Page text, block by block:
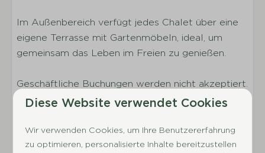
WC im Badezimmer
Außenbereich
Terrasse
Gartenmöbel
Parkeinrichtungen
Im Außenbereich verfügt jedes Chalet über eine
eigene Terrasse mit Gartenmöbeln, ideal, um
gemeinsam das Leben im Freien zu genießen.
Geschäftliche Buchungen werden nicht akzeptiert.
Parkmöglichkeiten stehen auf dem zentralen
Verfügung.
Diese Website verwendet Cookies
Wir verwenden Cookies, um Ihre Benutzererfahrung
zu optimieren, personalisierte Inhalte bereitzustellen